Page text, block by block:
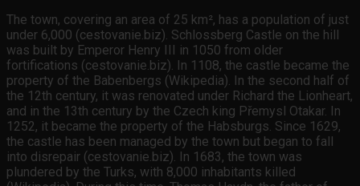
The town, covering an area of 25 km², has a population of just
under 6,000 (cestovanie.biz). Schlossberg Castle on the hill
was built by Emperor Henry III in 1050 from older
fortifications (cestovanie.biz). In 1108, the castle became the
property of the Babenbergs (Wikipedia). In the second half of
the 12th century, it was renovated under Richard the Lionheart,
and in the 13th century by the Czech king Přemysl Otakar. In
1252, it became the property of the Habsburgs. Since 1629,
the castle has been managed by the town but began to fall
into disrepair (cestovanie.biz). In 1683, the town was
plundered by the Turks, with 8,000 inhabitants killed